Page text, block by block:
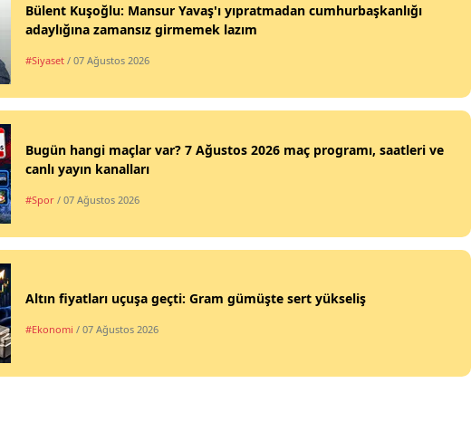
Bülent Kuşoğlu: Mansur Yavaş'ı yıpratmadan cumhurbaşkanlığı
adaylığına zamansız girmemek lazım
#Siyaset / 07 Ağustos 2026
Bugün hangi maçlar var? 7 Ağustos 2026 maç programı, saatleri ve
canlı yayın kanalları
#Spor / 07 Ağustos 2026
Altın fiyatları uçuşa geçti: Gram gümüşte sert yükseliş
#Ekonomi / 07 Ağustos 2026